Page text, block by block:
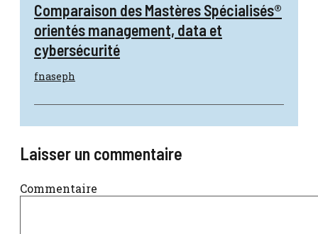
Comparaison des Mastères Spécialisés®
orientés management, data et
cybersécurité
fnaseph
Laisser un commentaire
Commentaire